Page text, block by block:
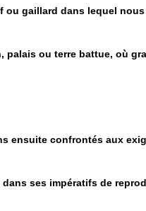
ou gaillard dans lequel
palais ou terre battue, où
ensuite confrontés aux
dans ses impératifs de